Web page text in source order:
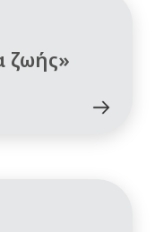
ζωής»